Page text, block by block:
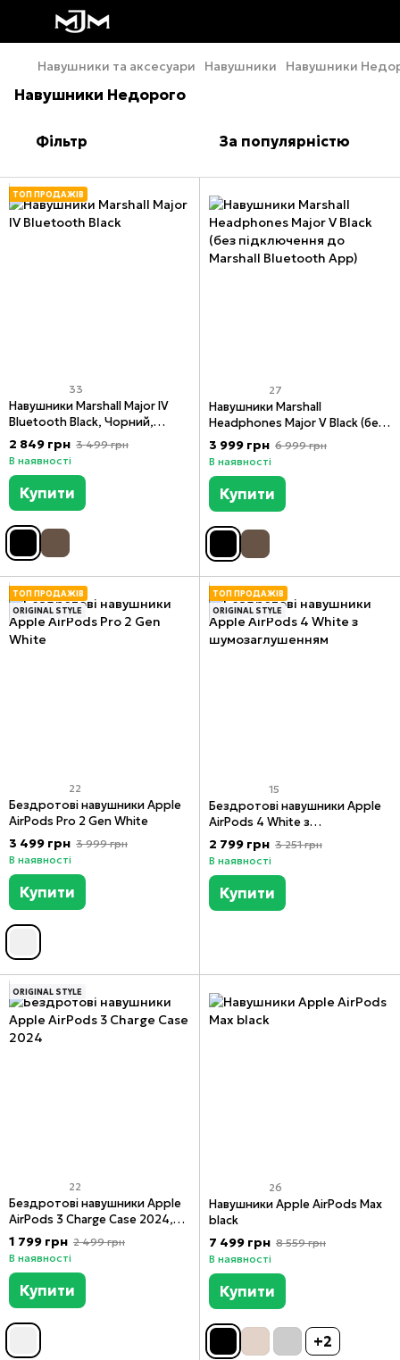
Навушники та аксесуари Навушники Навушники
Навушники Недорого
Фільтр За популярністю
ТОП ПРОДАЖІВ
33
Навушники Marshall Major IV
Bluetooth Black, Чорний,
Чорний
2 849 грн 3 499 грн
В наявності
Купити
27
Навушники Marshall
Headphones Major V Black (без
підключення до Marshall
Bluetooth App)
3 999 грн 6 999 грн
В наявності
Купити
ТОП ПРОДАЖІВ
ORIGINAL STYLE
22
Бездротові навушники Apple
AirPods Pro 2 Gen White
3 499 грн 3 999 грн
В наявності
Купити
ТОП ПРОДАЖІВ
ORIGINAL STYLE
15
Бездротові навушники Apple
AirPods 4 White з
шумозаглушенням
2 799 грн 3 251 грн
В наявності
Купити
ORIGINAL STYLE
22
Бездротові навушники Apple
AirPods 3 Charge Case 2024,
Білий, Білий
1 799 грн 2 499 грн
В наявності
Купити
26
Навушники Apple AirPods Max
black
7 499 грн 8 559 грн
В наявності
Купити
+2